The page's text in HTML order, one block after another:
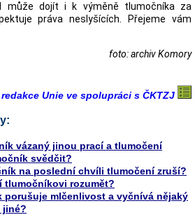
může dojít i k výměně tlumočníka za
práva neslyšících. Přejeme vám
foto: archiv Komory
redakce Unie ve spolupráci s ČKTZJ
vázaný jinou prací a tlumočení
svědčit?
na poslední chvíli tlumočení zruší?
tlumočníkovi rozumět?
porušuje mlčenlivost a vyčnívá nějaký
jiné?